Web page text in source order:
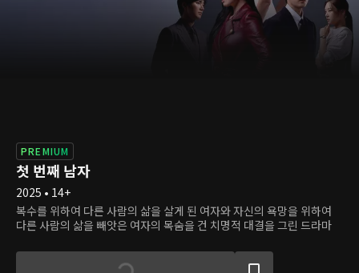
PREMIUM
첫 번째 남자
2025 • 14+
복수를 위하여 다른 사람의 삶을 살게 된 여자와 자신의 욕망을 위하여
다른 사람의 삶을 빼앗은 여자의 목숨을 건 치명적 대결을 그린 드라마